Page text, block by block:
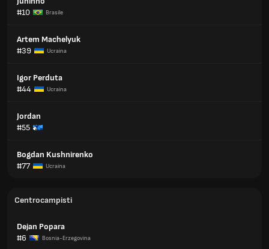
#10
Brasile
Artem Machelyuk
#39
Ucraina
Igor Perduta
#44
Ucraina
Jordan
#55
Bogdan Kushnirenko
#77
Ucraina
Centrocampisti
Dejan Popara
#6
Bosnia-Erzegovina